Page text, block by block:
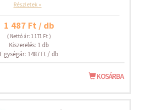
Részletek »
1 487 Ft / db
( Nettó ár: 1 171 Ft )
Kiszerelés: 1 db
Egységár: 1487 Ft / db
KOSÁRBA